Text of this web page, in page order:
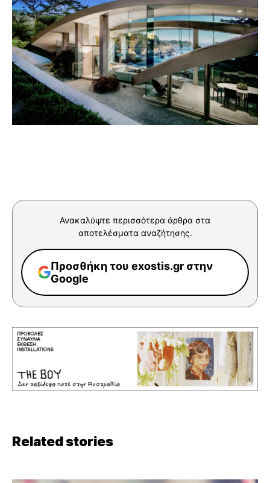
Ανακαλύψτε περισσότερα άρθρα στα
αποτελέσματα αναζήτησης.
Προσθήκη του exostis.gr στην
Google
Related stories